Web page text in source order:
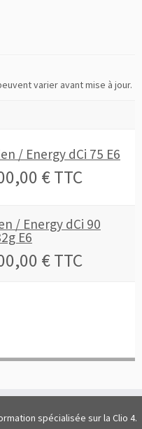
varier avant mise à jour.
/ Energy dCi 75 E6
€ TTC
/ Energy dCi 90
E6
€ TTC
spécialisée sur la Clio 4.